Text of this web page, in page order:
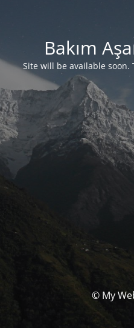
Bakım
Site will be available soon.
© My